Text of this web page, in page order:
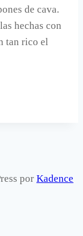
de cava.
hechas con
tan rico el
por Kadence